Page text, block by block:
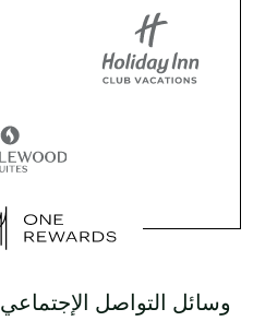
وسائل التواصل الإجتماعي